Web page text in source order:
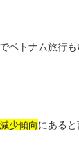
ベトナム旅行も
少傾向にあると